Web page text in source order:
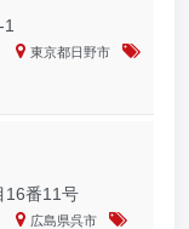
東京都日野市
16番11号
広島県呉市